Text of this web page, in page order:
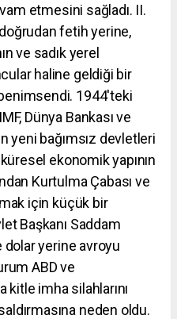
etmesini sağladı. II.
fetih yerine,
ve sadık yerel
haline geldiği bir
1944'teki
Dünya Bankası ve
yeni bağımsız devletleri
ekonomik yapının
Kurtulma Çabası ve
için küçük bir
Başkanı Saddam
yerine avroyu
ABD ve
kitle imha silahlarını
neden oldu.